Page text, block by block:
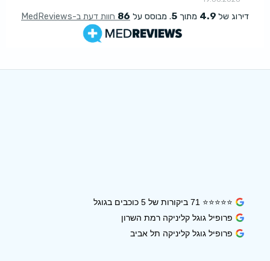
⭐⭐⭐⭐⭐ 71 ביקורות של 5 כוכבים בגוגל
פרופיל גוגל קליניקה רמת השרון
פרופיל גוגל קליניקה תל אביב